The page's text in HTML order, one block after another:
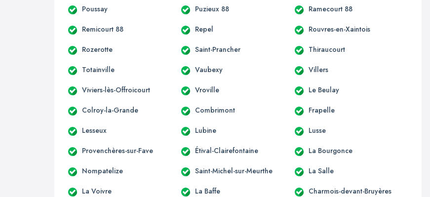
Poussay Puzieux 88 Ramecourt 88
Remicourt 88 Repel Rouvres-en-Xaintois
Rozerotte Saint-Prancher Thiraucourt
Totainville Vaubexy Villers
Viviers-lès-Offroicourt Vroville Le Beulay
Colroy-la-Grande Combrimont Frapelle
Lesseux Lubine Lusse
Provenchères-sur-Fave Étival-Clairefontaine La Bourgonce
Nompatelize Saint-Michel-sur-Meurthe La Salle
La Voivre La Baffe Charmois-devant-Bruyères